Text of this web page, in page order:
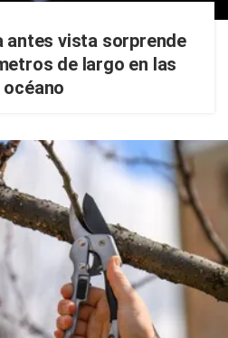
antes vista sorprende
de largo en las